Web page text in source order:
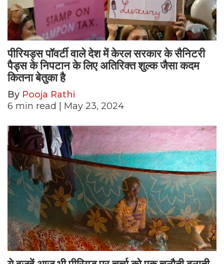
पीरियड्स पॉवर्टी वाले देश में केरल सरकार के सैनिटरी
पैड्स के निपटान के लिए अतिरिक्त शुल्क जैसा कदम
कितना बेतुका है
By Pooja Rathi
6 min read | May 23, 2024